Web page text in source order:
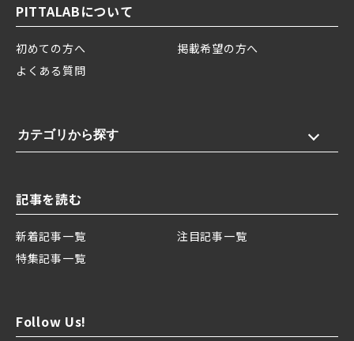
PITTALABについて
初めての方へ
掲載希望の方へ
よくある質問
カテゴリから探す
記事を読む
新着記事一覧
注目記事一覧
特集記事一覧
Follow Us!